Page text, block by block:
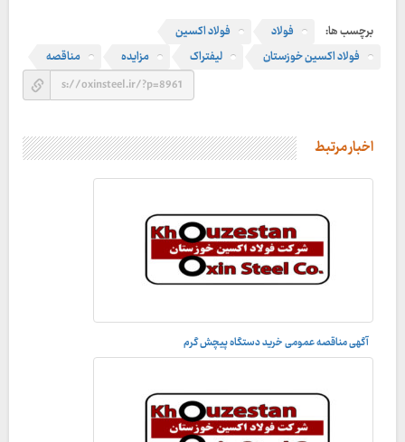
برچسب ها: فولاد
فولاد اکسین
فولاد اکسین خوزستان
لیفتراک مزایده مناقصه
اخبار مرتبط
آگهی مناقصه عمومی خرید دستگاه پیچش گرم